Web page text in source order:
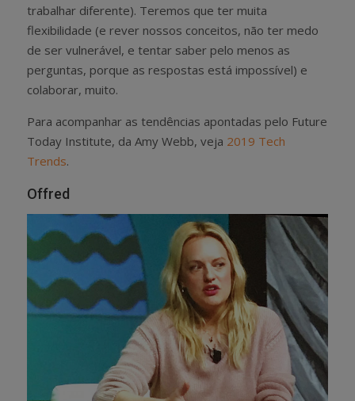
trabalhar diferente). Teremos que ter muita
flexibilidade (e rever nossos conceitos, não ter medo
de ser vulnerável, e tentar saber pelo menos as
perguntas, porque as respostas está impossível) e
colaborar, muito.
Para acompanhar as tendências apontadas pelo Future
Today Institute, da Amy Webb, veja 2019 Tech
Trends.
Offred